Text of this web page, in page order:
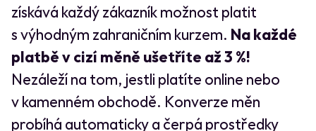
získává každý zákazník možnost platit
s výhodným zahraničním kurzem. Na každé
platbě v cizí měně ušetříte až 3 %!
Nezáleží na tom, jestli platíte online nebo
v kamenném obchodě. Konverze měn
probíhá automaticky a čerpá prostředky